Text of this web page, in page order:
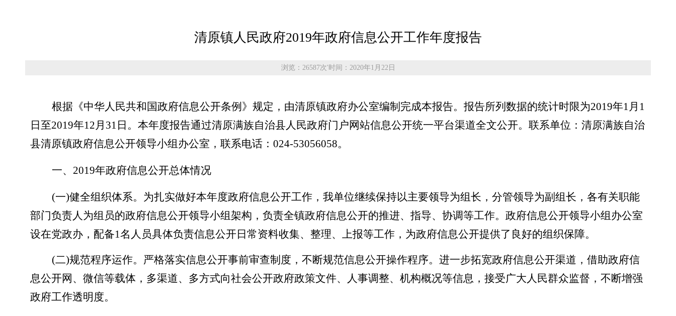
清原镇人民政府2019年政府信息公开工作年度报告
浏览：26587次'时间：2020年1月22日
根据《中华人民共和国政府信息公开条例》规定，由清原镇政府办公室编制完成本报告。报告所列数据的统计时限为2019年1月1
日至2019年12月31日。本年度报告通过清原满族自治县人民政府门户网站信息公开统一平台渠道全文公开。联系单位：清原满族自治
县清原镇政府信息公开领导小组办公室，联系电话：024-53056058。
一、 2019年政府信息公开总体情况
(一)健全组织体系。为扎实做好本年度政府信息公开工作，我单位继续保持以主要领导为组长，分管领导为副组长，各有关职能
部门负责人为组员的政府信息公开领导小组架构，负责全镇政府信息公开的推进、指导、协调等工作。政府信息公开领导小组办公室
设在党政办，配备1名人员具体负责信息公开日常资料收集、整理、上报等工作，为政府信息公开提供了良好的组织保障。
(二)规范程序运作。严格落实信息公开事前审查制度，不断规范信息公开操作程序。进一步拓宽政府信息公开渠道，借助政府信
息公开网、微信等载体，多渠道、多方式向社会公开政府政策文件、人事调整、机构概况等信息，接受广大人民群众监督，不断增强
政府工作透明度。